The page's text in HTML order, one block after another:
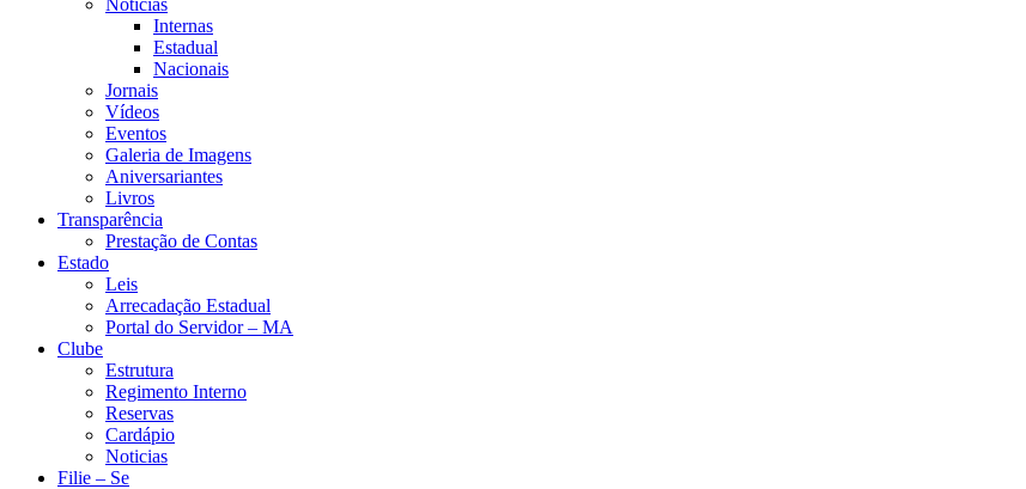
Notícias
Internas
Estadual
Nacionais
Jornais
Vídeos
Eventos
Galeria de Imagens
Aniversariantes
Livros
Transparência
Prestação de Contas
Estado
Leis
Arrecadação Estadual
Portal do Servidor – MA
Clube
Estrutura
Regimento Interno
Reservas
Cardápio
Noticias
Filie – Se